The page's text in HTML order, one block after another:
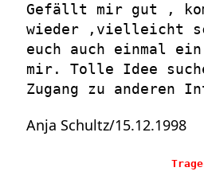
Gefällt mir gut ,
wieder ,vielleicht
euch auch einmal
mir. Tolle Idee
Zugang zu anderen
Anja Schultz/15.12.1998